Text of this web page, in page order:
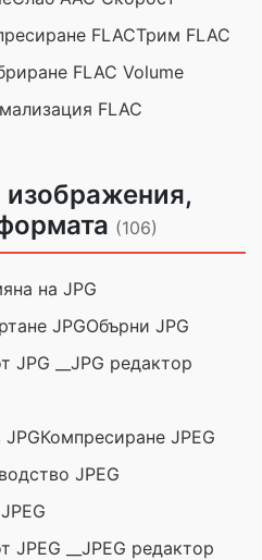
FLACТрим FLAC
FLAC Volume
FLAC
изображения,
(106)
на JPG
JPGОбърни JPG
__ JPG редактор
Компресиране JPEG
JPEG
__ JPEG редактор